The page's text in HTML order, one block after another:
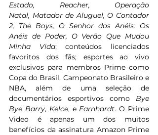
Estado, Reacher, Operação
Natal, Matador de Aluguel, O Contador
2, The Boys, O Senhor dos Anéis: Os
Anéis de Poder, O Verão Que Mudou
Minha Vida; conteúdos licenciados
favoritos dos fãs; esportes ao vivo
exclusivos para membros Prime como
Copa do Brasil, Campeonato Brasileiro e
NBA, além de uma seleção de
documentários esportivos como Bye
Bye Barry, Kelce, e Earnhardt. O Prime
Video é apenas um dos muitos
benefícios da assinatura Amazon Prime